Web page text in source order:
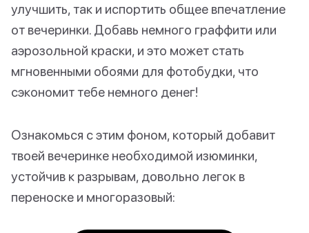
улучшить, так и испортить общее впечатление
от вечеринки. Добавь немного граффити или
аэрозольной краски, и это может стать
мгновенными обоями для фотобудки, что
сэкономит тебе немного денег!
Ознакомься с этим фоном, который добавит
твоей вечеринке необходимой изюминки,
устойчив к разрывам, довольно легок в
переноске и многоразовый: